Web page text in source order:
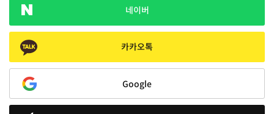
네이버
카카오톡
Google